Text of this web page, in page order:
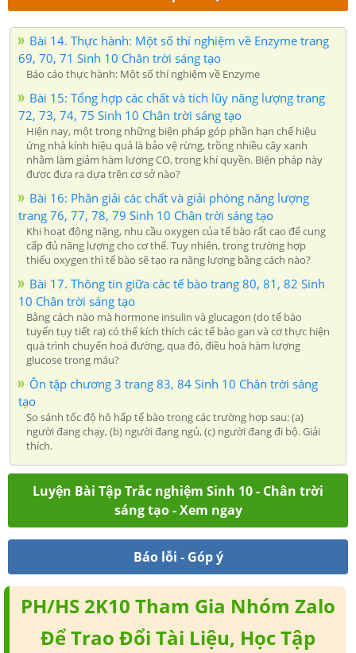
Bài 14. Thực hành: Một số thí nghiệm về Enzyme trang
69, 70, 71 Sinh 10 Chân trời sáng tạo
Báo cáo thực hành: Một số thí nghiệm về Enzyme
Bài 15: Tổng hợp các chất và tích lũy năng lượng trang
72, 73, 74, 75 Sinh 10 Chân trời sáng tạo
Hiện nay, một trong những biện pháp góp phần hạn chế hiệu
ứng nhà kính hiệu quả là bảo vệ rừng, trồng nhiều cây xanh
nhằm làm giảm hàm lượng CO, trong khí quyền. Biện pháp này
được đưa ra dựa trên cơ sở nào?
Bài 16: Phân giải các chất và giải phóng năng lượng
trang 76, 77, 78, 79 Sinh 10 Chân trời sáng tạo
Khi hoạt động nặng, nhu cầu oxygen của tế bào rất cao để cung
cấp đủ năng lượng cho cơ thể. Tuy nhiên, trong trường hợp
thiếu oxygen thì tế bào sẽ tạo ra năng lượng bằng cách nào?
Bài 17. Thông tin giữa các tế bào trang 80, 81, 82 Sinh
10 Chân trời sáng tạo
Bằng cách nào mà hormone insulin và glucagon (do tế bào
tuyến tụy tiết ra) có thể kích thích các tế bào gan và cơ thực hiện
quá trình chuyển hoá đường, qua đó, điều hoà hàm lượng
glucose trong máu?
Ôn tập chương 3 trang 83, 84 Sinh 10 Chân trời sáng
tạo
So sánh tốc độ hô hấp tế bào trong các trường hợp sau: (a)
người đang chạy, (b) người đang ngủ, (c) người đang đi bộ. Giải
thích.
Luyện Bài Tập Trắc nghiệm Sinh 10 - Chân trời
sáng tạo - Xem ngay
Báo lỗi - Góp ý
PH/HS 2K10 Tham Gia Nhóm Zalo
Để Trao Đổi Tài Liệu, Học Tập